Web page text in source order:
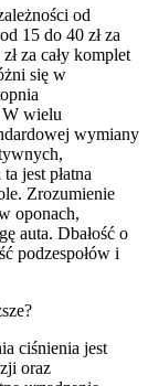
od
15 do 40 zł za
za cały komplet
się w
W wielu
wymiany
jest płatna
Zrozumienie
oponach,
auta. Dbałość o
podzespołów i
ciśnienia jest
oraz